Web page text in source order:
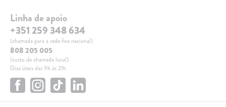
Linha de apoio
+351 259 348 634
(chamada para a rede fixa nacional)
808 205 005
(custo de chamada local)
Dias úteis das 9h às 21h